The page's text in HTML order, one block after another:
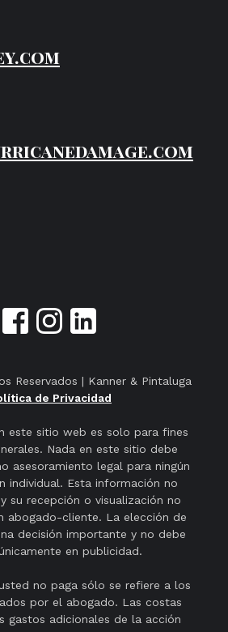
Reservados | Kanner & Pintaluga
de Privacidad
este sitio web es solo para fines
Nada en este sitio debe
asesoramiento legal para ningún
individual. Esta información no
su recepción o visualización no
abogado-cliente. La elección de
decisión importante y no debe
en publicidad.
no paga sólo se refiere a los
por el abogado. Las costas
gastos adicionales de la acción